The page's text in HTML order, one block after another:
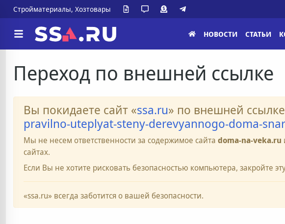
Стройматериалы, Хозтовары
НОВОСТИ СТАТЬИ
Переход по внешней ссылке
Вы покидаете сайт «ssa.ru» по внешней ссылке
pravilno-uteplyat-steny-derevyannogo-doma-
Мы не несем ответственности за содержимое сайта doma-na-veka.ru
сайтах.
Если Вы не хотите рисковать безопасностью компьютера, закройте
«ssa.ru» всегда заботится о вашей безопасности.